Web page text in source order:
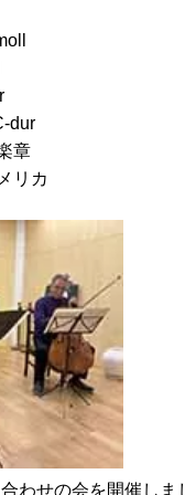
dur
章
リカ
わせの会を開催しま